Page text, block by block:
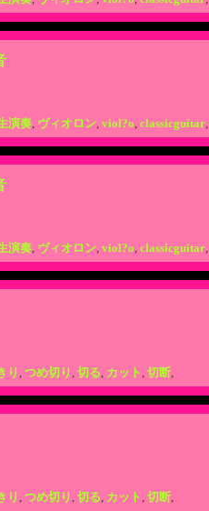
演奏, ヴィオロン, viol?o, classicguitar,
演奏, ヴィオロン, viol?o, classicguitar,
り, つめ切り, 切る, カット, 切断,
り, つめ切り, 切る, カット, 切断,